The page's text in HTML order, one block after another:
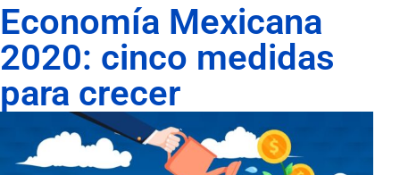
Economía Mexicana
2020: cinco medidas
para crecer